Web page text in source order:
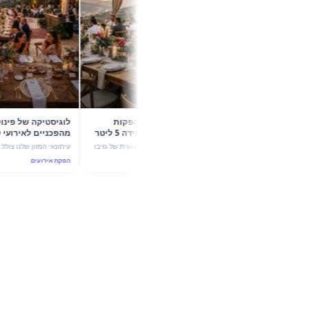
קונספט עם גזיבו 6X4 וכד מידה 5 ליטר
לוגיסטיקה של
עוצמת ערבול ותשתית יוקרה
עיתונאי המזון שלנו צולל לעומק
הפקת אירועים